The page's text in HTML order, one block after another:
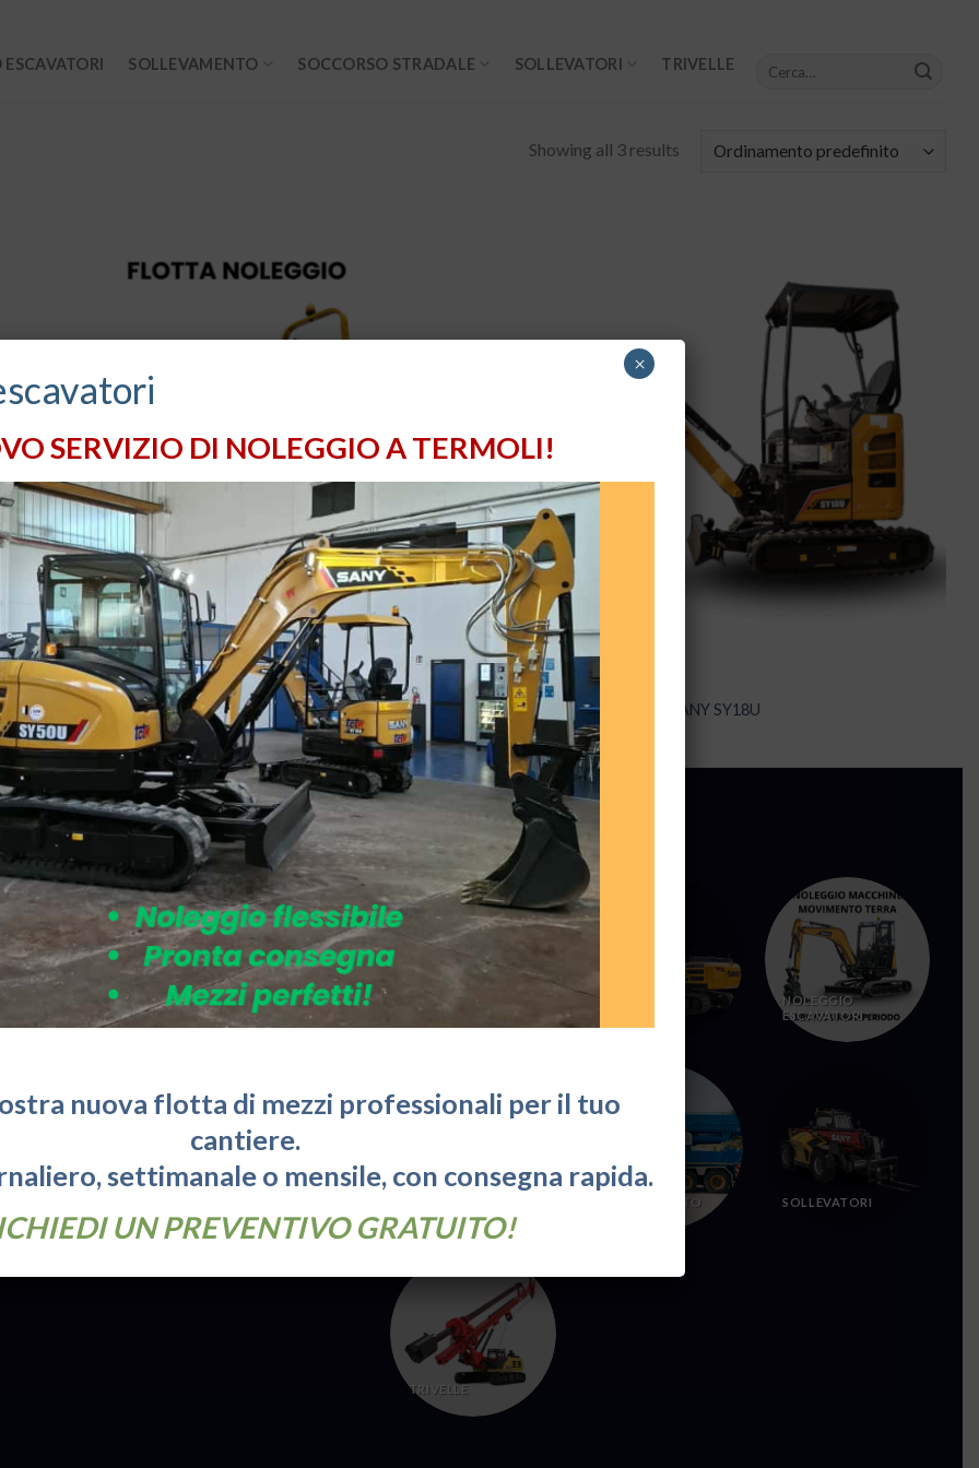
SOLLEVAMENTO SOCCORSO STRADALE SOLLEVATORI TRIVELLE
Showing all 3 results
NOLEGGIO ESCAVATORI
Rullo tandem a noleggio SANY STR30C-10
MINI ESCAVATORI
Mini escavatore cingolato SANY SY18U
Volta, 12
TERMOLI
(CB)
724075
8:30 - 18:00
Categorie:
NOLEGGIO
ESCAVATORI
SOCCORSO
SOLLEVAMENTO SOLLEVATORI
TRIVELLE
SERVIZIO DI NOLEGGIO A TERMOLI!
nuova flotta di mezzi professionali per il tuo
cantiere.
settimanale o mensile, con consegna rapida.
UN PREVENTIVO GRATUITO!
×